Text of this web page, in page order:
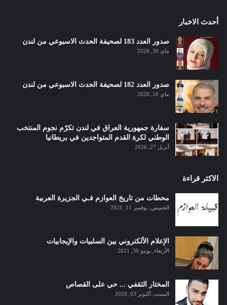
أحدث الاخبار
صدور العدد 183 لصحيفة الحدث الاسبوعي من لندن
ماي 30, 2026
صدور العدد 182 لصحيفة الحدث الاسبوعي من لندن
ماي 10, 2026
سفارة جمهورية العراق في لندن تكرّم نجوم المنتخب
الوطني لكرة القدم المتواجدين في بريطانيا
أبريل 27, 2026
الاكثر قراءة
محطات من تاريخ العوازم فـي الجزيرة العربية
الخميس, نوفمبر 11, 2021
الإعلام الألكتروني بين السلبيات والإيجابيات
الأربعاء, يونيو 30, 2021
المختار الثقفي ... حي على القصاص
السبت, أكتوبر 03, 2020